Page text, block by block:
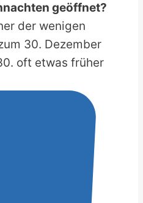
geöffnet?
der wenigen
30. Dezember
oft etwas früher